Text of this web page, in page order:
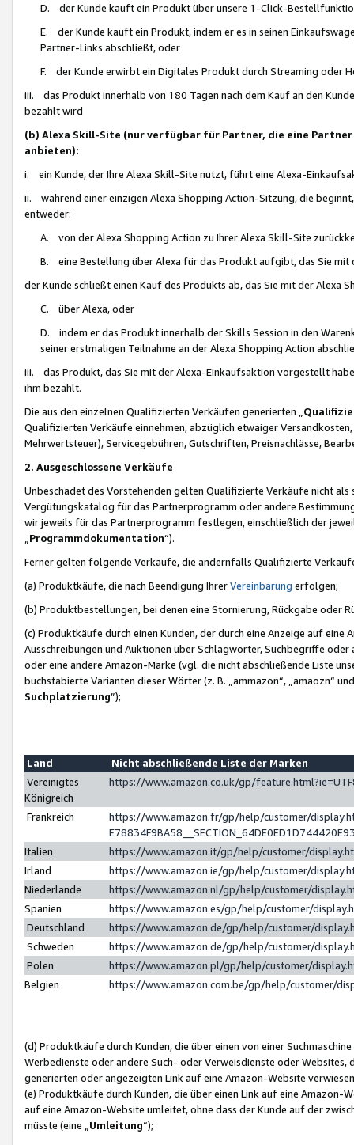
D. der Kunde kauft ein Produkt über unsere 1-Click-
E. der Kunde kauft ein Produkt, indem er es in seinen
Partner-Links abschließt, oder
F. der Kunde erwirbt ein Digitales Produkt durch Streaming oder
iii. das Produkt innerhalb von 180 Tagen nach dem Kauf an den
bezahlt wird
(b) Alexa Skill-Site (nur verfügbar für Partner, die eine
anbieten):
i. ein Kunde, der Ihre Alexa Skill-Site nutzt, führt eine Alexa-
ii. während einer einzigen Alexa Shopping Action-Sitzung, die
entweder:
A. von der Alexa Shopping Action zu Ihrer Alexa Skill-Site
B. eine Bestellung über Alexa für das Produkt aufgibt, das Sie mit
der Kunde schließt einen Kauf des Produkts ab, das Sie mit der Alexa
C. über Alexa, oder
D. indem er das Produkt innerhalb der Skills Session in den
seiner erstmaligen Teilnahme an der Alexa Shopping Action
iii. das Produkt, das Sie mit der Alexa-Einkaufsaktion vorgestellt
ihm bezahlt.
Die aus den einzelnen Qualifizierten Verkäufen generierten „
Qualifizierten Verkäufe einnehmen, abzüglich etwaiger
Mehrwertsteuer), Servicegebühren, Gutschriften, Preisnachlässe,
2. Ausgeschlossene Verkäufe
Unbeschadet des Vorstehenden gelten Qualifizierte Verkäufe nicht
Vergütungskatalog für das Partnerprogramm oder andere
wir jeweils für das Partnerprogramm festlegen, einschließlich der
Programmdokumentation“).
Ferner gelten folgende Verkäufe, die andernfalls Qualifizierte
(a) Produktkäufe, die nach Beendigung IhrerVereinbarung erfolgen;
(b) Produktbestellungen, bei denen eine Stornierung, Rückgabe oder
(c) Produktkäufe durch einen Kunden, der durch eine Anzeige auf
Ausschreibungen und Auktionen über Schlagwörter, Suchbegriffe
oder eine andere Amazon-Marke (vgl. die nicht abschließende Liste
buchstabierte Varianten dieser Wörter (z. B. „ammazon“, „amaozn“
Suchplatzierung”);
Land
Nicht abschließende Liste der Marken
Vereinigtes
Königreich
https://www.amazon.co.uk/gp/
Frankreich
https://www.amazon.fr/gp/help/customer/
Italien
https://www.amazon.it/gp/help/customer/
Irland
https://www.amazon.ie/gp/help/customer/
Niederlande
https://www.amazon.nl/gp/help/customer/
Spanien
https://www.amazon.es/gp/help/customer/
Deutschland
https://www.amazon.de/gp/help/customer/
Schweden
https://www.amazon.de/gp/help/customer/
Polen
https://www.amazon.pl/gp/help/customer/
Belgien
https://www.amazon.com.be/gp/help/customer/
(d) Produktkäufe durch Kunden, die über einen von einer
Werbedienste oder andere Such- oder Verweisdienste oder Websites,
generierten oder angezeigten Link auf eine Amazon-Website
(e) Produktkäufe durch Kunden, die über einen Link auf eine
auf eine Amazon-Website umleitet, ohne dass der Kunde auf der
müsste (eine „ Umleitung“);